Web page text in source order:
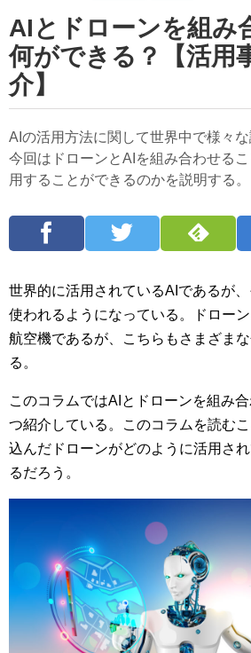
AIとドローンを組み
何ができる？【活用
介】
AIの活用方法に関して世界中で様々な
今回はドローンとAIを組み合わせる
用することができるのかを説明する。
世界的に活用されているAIであるが
使われるようになっている。ドロー
航空機であるが、こちらもさまざま
る。
このコラムではAIとドローンを組み
つ紹介している。このコラムを読む
込んだドローンがどのように活用さ
るだろう。